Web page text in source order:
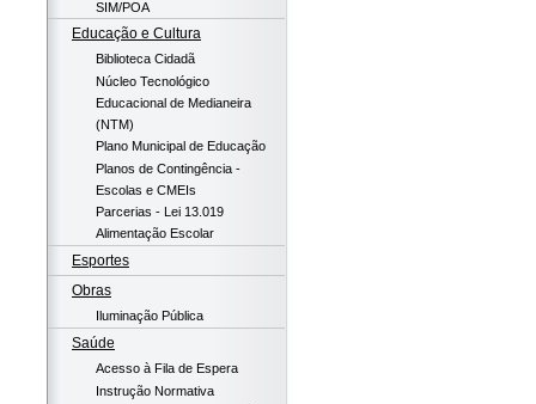
SIM/POA
Educação e Cultura
Biblioteca Cidadã
Núcleo Tecnológico
Educacional de Medianeira
(NTM)
Plano Municipal de Educação
Planos de Contingência -
Escolas e CMEIs
Parcerias - Lei 13.019
Alimentação Escolar
Esportes
Obras
Iluminação Pública
Saúde
Acesso à Fila de Espera
Instrução Normativa